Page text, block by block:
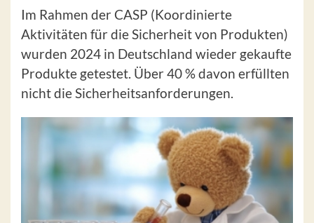
Im Rahmen der CASP (Koordinierte
Aktivitäten für die Sicherheit von Produkten)
wurden 2024 in Deutschland wieder gekaufte
Produkte getestet. Über 40 % davon erfüllten
nicht die Sicherheitsanforderungen.